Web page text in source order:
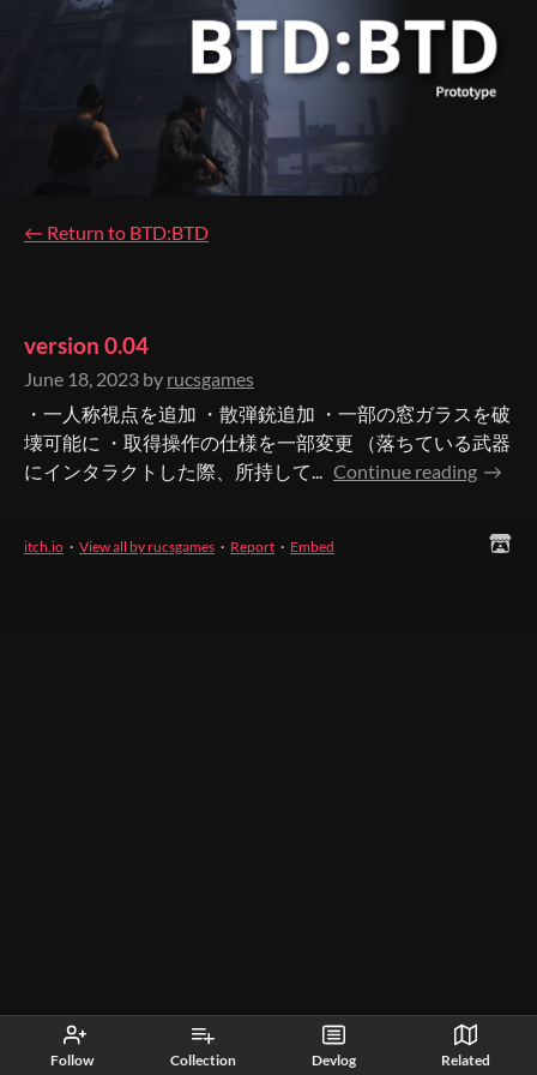
Follow Collection Devlog Related
← Return to BTD:BTD
version 0.04
June 18, 2023 by rucsgames
・一人称視点を追加 ・散弾銃追加 ・一部の窓ガラスを破
壊可能に ・取得操作の仕様を一部変更 （落ちている武器
にインタラクトした際、所持して... Continue reading
itch.io · View all by rucsgames · Report · Embed